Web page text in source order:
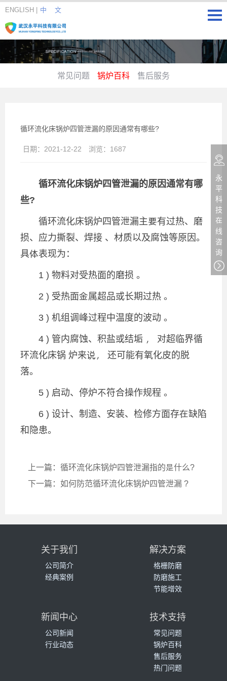
ENGLISH | 中 文
常见问题 锅炉百科 售后服务
循环流化床锅炉四管泄漏的原因通常有哪些?
日期： 2021-12-22 浏览： 1687
循环流化床锅炉四管泄漏的原因通常有哪
些?
循环流化床锅炉四管泄漏主要有过热、磨
损、应力撕裂、焊接 、材质以及腐蚀等原因。
具体表现为：
1 ) 物料对受热面的磨损 。
2 ) 受热面金属超品或长期过热 。
3 ) 机组调峰过程中温度的波动 。
4 ) 管内腐蚀、积盐或结垢 ， 对超临界循
环流化床锅 炉来说， 还可能有氧化皮的脱
落。
5 ) 启动、停炉不符合操作规程 。
6 ) 设计、制造、安装、检修方面存在缺陷
和隐患。
上一篇：循环流化床锅炉四管泄漏指的是什么?
下一篇：如何防范循环流化床锅炉四管泄漏 ?
关于我们
公司简介
经典案例
解决方案
格栅防磨
防磨施工
节能增效
新闻中心
公司新闻
行业动态
技术支持
常见问题
锅炉百科
售后服务
热门问题
永
平
科
技
在
线
咨
询